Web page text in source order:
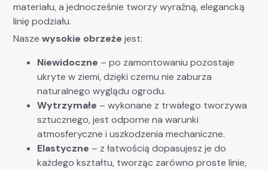
materiału, a jednocześnie tworzy wyraźną, elegancką
linię podziału.
Naszewysokie obrzeże jest:
Niewidoczne – po zamontowaniu pozostaje
ukryte w ziemi, dzięki czemu nie zaburza
naturalnego wyglądu ogrodu.
Wytrzymałe – wykonane z trwałego tworzywa
sztucznego, jest odporne na warunki
atmosferyczne i uszkodzenia mechaniczne.
Elastyczne – z łatwością dopasujesz je do
każdego kształtu, tworząc zarówno proste linie,